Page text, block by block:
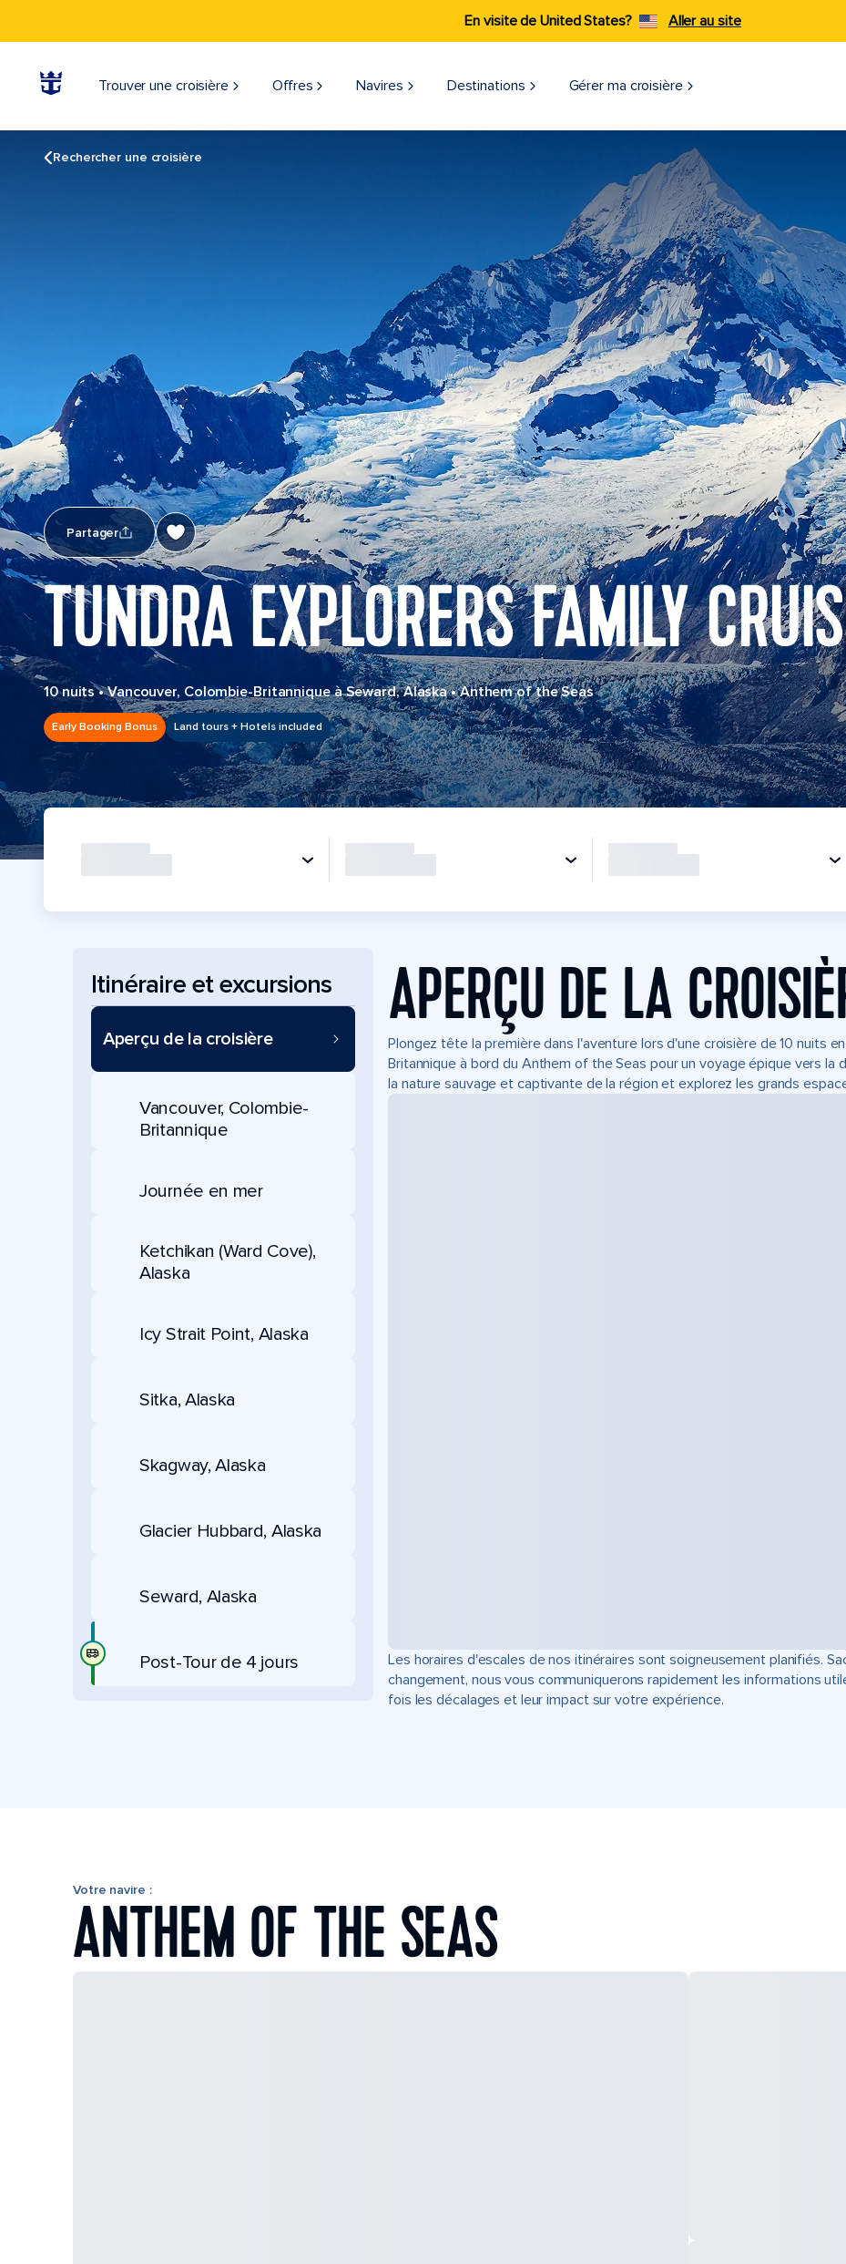
En visite de United States? Aller au site
Trouver une croisière Offres Navires Destinations Gérer ma croisière​
Rechercher une croisière
Partager
TUNDRA EXPLORERS FAMILY
10 nuits•Vancouver, Colombie-Britannique à Seward, Alaska•Anthem of the Seas
Early Booking Bonus Land tours + Hotels included
Itinéraire et excursions
Aperçu de la croisière
Vancouver, Colombie-
Britannique
Journée en mer
Ketchikan (Ward Cove),
Alaska
Icy Strait Point, Alaska
Sitka, Alaska
Skagway, Alaska
Glacier Hubbard, Alaska
Seward, Alaska
Post-Tour de 4 jours
APERÇU DE LA
Plongez tête la première dans l'aventure lors d'une croisière de 10 nuits
Britannique à bord du Anthem of the Seas pour un voyage épique vers
la nature sauvage et captivante de la région et explorez les grands
Les horaires d'escales de nos itinéraires sont soigneusement planifiés.
changement, nous vous communiquerons rapidement les informations
fois les décalages et leur impact sur votre expérience.
Votre navire :
ANTHEM OF THE SEAS